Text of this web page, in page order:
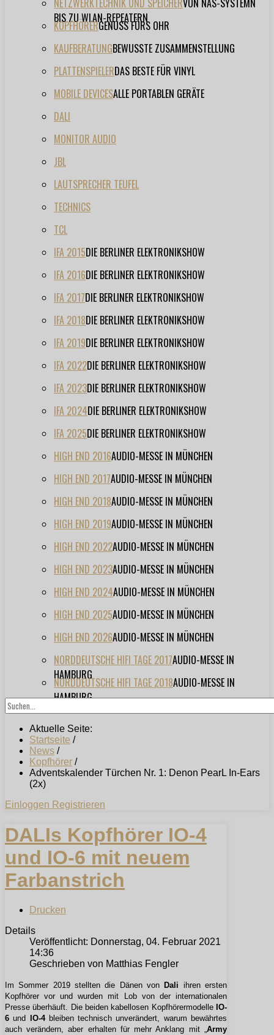
NETZWERKTECHNIK UND SPEICHERVON NAS-SYSTEMN
BIS ZU WLAN-REPEATERN
KOPFHÖRERGENUSS FÜRS OHR
KAUFBERATUNGBEWUSSTE ZUSAMMENSTELLUNG
PLATTENSPIELERDAS BESTE FÜR VINYL
MOBILE DEVICESALLE PORTABLEN GERÄTE
DALI
MONITOR AUDIO
JBL
LAUTSPRECHER TEUFEL
TECHNICS
TCL
IFA 2015DIE BERLINER ELEKTRONIKSHOW
IFA 2016DIE BERLINER ELEKTRONIKSHOW
IFA 2017DIE BERLINER ELEKTRONIKSHOW
IFA 2018DIE BERLINER ELEKTRONIKSHOW
IFA 2019DIE BERLINER ELEKTRONIKSHOW
IFA 2022DIE BERLINER ELEKTRONIKSHOW
IFA 2023DIE BERLINER ELEKTRONIKSHOW
IFA 2024DIE BERLINER ELEKTRONIKSHOW
IFA 2025DIE BERLINER ELEKTRONIKSHOW
HIGH END 2016AUDIO-MESSE IN MÜNCHEN
HIGH END 2017AUDIO-MESSE IN MÜNCHEN
HIGH END 2018AUDIO-MESSE IN MÜNCHEN
HIGH END 2019AUDIO-MESSE IN MÜNCHEN
HIGH END 2022AUDIO-MESSE IN MÜNCHEN
HIGH END 2023AUDIO-MESSE IN MÜNCHEN
HIGH END 2024AUDIO-MESSE IN MÜNCHEN
HIGH END 2025AUDIO-MESSE IN MÜNCHEN
HIGH END 2026AUDIO-MESSE IN MÜNCHEN
NORDDEUTSCHE HIFI TAGE 2017AUDIO-MESSE IN
HAMBURG
NORDDEUTSCHE HIFI TAGE 2018AUDIO-MESSE IN
HAMBURG
Aktuelle Seite:
Startseite /
News /
Kopfhörer /
Adventskalender Türchen Nr. 1: Denon PearL In-Ears
(2x)
Einloggen Registrieren
DALIs Kopfhörer IO-4
und IO-6 mit neuem
Farbanstrich
Drucken
Details
Veröffentlicht: Donnerstag, 04. Februar 2021
14:36
Geschrieben von Matthias Fengler
Im Sommer 2019 stellten die Dänen von Dali ihren ersten
Kopfhörer vor und wurden mit Lob von der internationalen
Presse überhäuft. Die beiden kabellosen Kopfhörermodelle IO-
6 und IO-4bleiben technisch unverändert, warum bewährtes
auch verändern, aber erhalten für mehr Anklang mit „Army